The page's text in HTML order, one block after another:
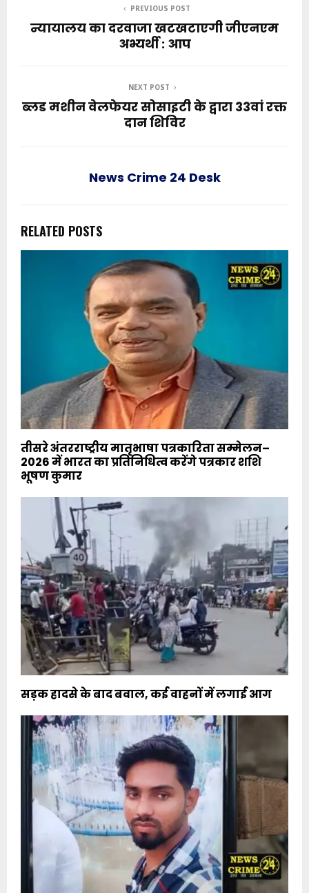
PREVIOUS POST
न्यायालय का दरवाजा खटखटाएगी जीएनएम
अभ्यर्थी : आप
NEXT POST
ब्लड मशीन वेलफेयर सोसाइटी के द्वारा 33वां रक्त
दान शिविर
News Crime 24 Desk
RELATED POSTS
तीसरे अंतरराष्ट्रीय मातृभाषा पत्रकारिता सम्मेलन–
2026 में भारत का प्रतिनिधित्व करेंगे पत्रकार शशि
भूषण कुमार
सड़क हादसे के बाद बवाल, कई वाहनों में लगाई आग